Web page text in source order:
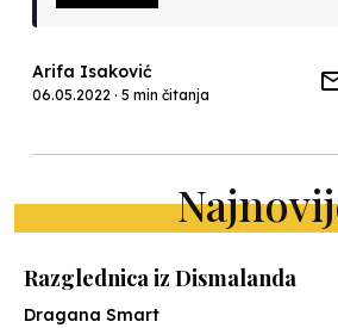
Arifa Isaković
06.05.2022 · 5 min čitanja
Razglednica iz Dismalanda
Dragana Smart